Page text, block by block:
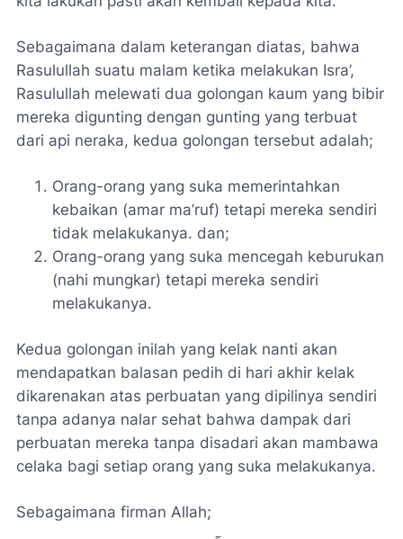
Sebagaimana dalam keterangan diatas, bahwa
Rasulullah suatu malam ketika melakukan Isra’,
Rasulullah melewati dua golongan kaum yang bibir
mereka digunting dengan gunting yang terbuat
dari api neraka, kedua golongan tersebut adalah;
Orang-orang yang suka memerintahkan
kebaikan (amar ma’ruf) tetapi mereka sendiri
tidak melakukanya. dan;
Orang-orang yang suka mencegah keburukan
(nahi mungkar) tetapi mereka sendiri
melakukanya.
Kedua golongan inilah yang kelak nanti akan
mendapatkan balasan pedih di hari akhir kelak
dikarenakan atas perbuatan yang dipilinya sendiri
tanpa adanya nalar sehat bahwa dampak dari
perbuatan mereka tanpa disadari akan mambawa
celaka bagi setiap orang yang suka melakukanya.
Sebagaimana firman Allah;